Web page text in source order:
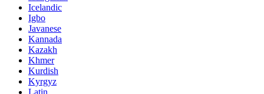
Icelandic
Igbo
Javanese
Kannada
Kazakh
Khmer
Kurdish
Kyrgyz